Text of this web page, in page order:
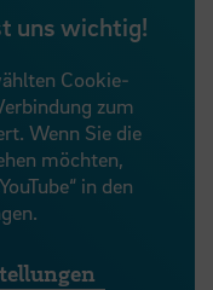
uns wichtig!
Cookie-
zum
Wenn Sie die
möchten,
in den